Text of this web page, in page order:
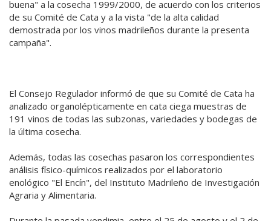
buena" a la cosecha 1999/2000, de acuerdo con los criterios
de su Comité de Cata y a la vista "de la alta calidad
demostrada por los vinos madrileños durante la presenta
campaña".
El Consejo Regulador informó de que su Comité de Cata ha
analizado organolépticamente en cata ciega muestras de
191 vinos de todas las subzonas, variedades y bodegas de
la última cosecha.
Además, todas las cosechas pasaron los correspondientes
análisis físico-químicos realizados por el laboratorio
enológico "El Encín", del Instituto Madrileño de Investigación
Agraria y Alimentaria.